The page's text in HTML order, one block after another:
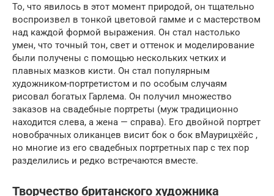
То, что явилось в этот момент природой, он тщательно
воспроизвел в тонкой цветовой гамме и с мастерством
над каждой формой выражения. Он стал настолько
умен, что точный тон, свет и оттенок и моделирование
были получены с помощью нескольких четких и
плавных мазков кисти. Он стал популярным
художником-портретистом и по особым случаям
рисовал богатых Гарлема. Он получил множество
заказов на свадебные портреты (муж традиционно
находится слева, а жена — справа). Его двойной портрет
новобрачных оликанцев висит бок о бок вМаурицхёйс ,
но многие из его свадебных портретных пар с тех пор
разделились и редко встречаются вместе.
Творчество британского художника